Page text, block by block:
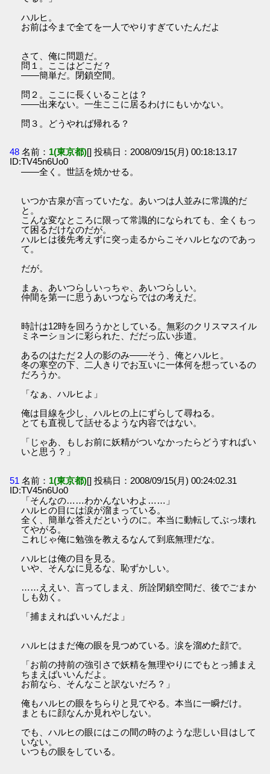
ハルヒ。
お前は今まで全てを一人でやりすぎていたんだよ
さて、俺に問題だ。
問１。ここはどこだ？
――簡単だ。閉鎖空間。
問２。ここに長くいることは？
――出来ない。一生ここに居るわけにもいかない。
問３。どうやれば帰れる？
48 名前： 1(東京都)[] 投稿日：2008/09/15(月) 00:18:13.17
ID:TV45n6Uo0
――全く。世話を焼かせる。
いつか古泉が言っていたな。あいつは人並みに常識的だ
と。
こんな変なところに限って常識的になられても、全くもっ
て困るだけなのだが。
ハルヒは後先考えずに突っ走るからこそハルヒなのであっ
て。
だが。
まぁ、あいつらしいっちゃ、あいつらしい。
仲間を第一に思うあいつならではの考えだ。
時計は12時を回ろうかとしている。無彩のクリスマスイル
ミネーションに彩られた、だだっ広い歩道。
あるのはただ２人の影のみ――そう、俺とハルヒ。
冬の寒空の下、二人きりでお互いに一体何を想っているの
だろうか。
「なぁ、ハルヒよ」
俺は目線を少し、ハルヒの上にずらして尋ねる。
とても直視して話せるような内容ではない。
「じゃあ、もしお前に妖精がついなかったらどうすればい
いと思う？」
51 名前： 1(東京都)[] 投稿日：2008/09/15(月) 00:24:02.31
ID:TV45n6Uo0
「そんなの……わかんないわよ……」
ハルヒの目には涙が溜まっている。
全く、簡単な答えだというのに。本当に動転してぶっ壊れ
てやがる。
これじゃ俺に勉強を教えるなんて到底無理だな。
ハルヒは俺の目を見る。
いや、そんなに見るな、恥ずかしい。
……ええい、言ってしまえ、所詮閉鎖空間だ、後でごまか
しも効く。
「捕まえればいいんだよ」
ハルヒはまだ俺の眼を見つめている。涙を溜めた顔で。
「お前の持前の強引さで妖精を無理やりにでもとっ捕まえ
ちまえばいいんだよ。
お前なら、そんなこと訳ないだろ？」
俺もハルヒの眼をちらりと見てやる。本当に一瞬だけ。
まともに顔なんか見れやしない。
でも、ハルヒの眼にはこの間の時のような悲しい目はして
いない。
いつもの眼をしている。